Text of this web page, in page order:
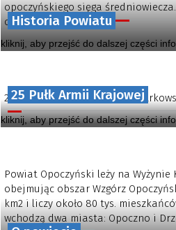
Historia Powiatu
opoczyńskiego sięga
obecnego powiatu...
kliknij, aby przejść do dalszej części
25 Pułk Armii Krajowej
25 Pułk Piechoty AK Ziemi
kliknij, aby przejść do dalszej części
Powiat Opoczyński leży na
obejmując obszar Wzgórz
km2 i liczy około 80 tys.
wchodzą dwa miasta: Opoczno i